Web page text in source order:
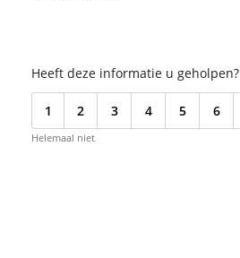
Heeft deze informatie u geholpen?
1 2 3 4 5 6
Helemaal niet